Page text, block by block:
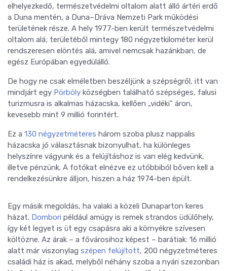
elhelyezkedő, természetvédelmi oltalom alatt álló ártéri erdő
a Duna mentén, a Duna–Dráva Nemzeti Park működési
területének része. A hely 1977-ben került természetvédelmi
oltalom alá; területéből mintegy 180 négyzetkilométer kerül
rendszeresen elöntés alá, amivel nemcsak hazánkban, de
egész Európában egyedülálló.
De hogy ne csak elméletben beszéljünk a szépségről, itt van
mindjárt egy Pörböly községben található szépséges, falusi
turizmusra is alkalmas házacska, kellően „vidéki” áron,
kevesebb mint 9 millió forintért.
Ez a 130 négyzetméteres három szoba plusz nappalis
házacska jó választásnak bizonyulhat, ha különleges
helyszínre vágyunk és a felújításhoz is van elég kedvünk,
illetve pénzünk. A fotókat elnézve ez utóbbiból bőven kell a
rendelkezésünkre álljon, hiszen a ház 1974-ben épült.
Egy másik megoldás, ha valaki a közeli Dunaparton keres
házat. Dombori például amúgy is remek strandos üdülőhely,
így két legyet is üt egy csapásra aki a környékre szívesen
költözne. Az árak – a fővárosihoz képest – barátiak: 16 millió
alatt már viszonylag szépen felújított, 200 négyzetméteres
családi ház is akad, melyből néhány szoba a nyári szezonban